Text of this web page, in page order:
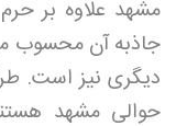
مشهد علاوه بر
جاذبه آن محسوب
دیگری نیز است.
حوالی مشهد